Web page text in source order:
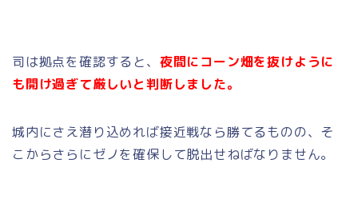
司は拠点を確認すると、 夜間にコーン畑を抜けように
も開け過ぎて厳しいと判断しました。
城内にさえ潜り込めれば接近戦なら勝てるものの、そ
こからさらにゼノを確保して脱出せねばなりません。